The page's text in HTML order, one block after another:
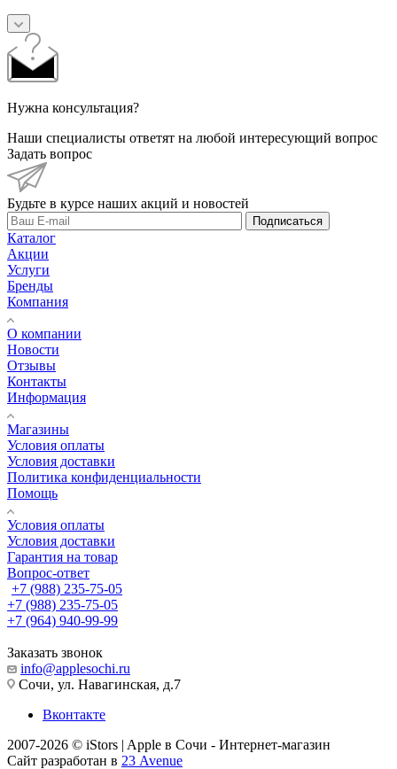
Нужна консультация?
Наши специалисты ответят на любой интересующий вопрос
Задать вопрос
Будьте в курсе наших акций и новостей
Подписаться
Каталог
Акции
Услуги
Бренды
Компания
О компании
Новости
Отзывы
Контакты
Информация
Магазины
Условия оплаты
Условия доставки
Политика конфиденциальности
Помощь
Условия оплаты
Условия доставки
Гарантия на товар
Вопрос-ответ
+7 (988) 235-75-05
+7 (988) 235-75-05
+7 (964) 940-99-99
Заказать звонок
info@applesochi.ru
Сочи, ул. Навагинская, д.7
Вконтакте
2007-2026 © iStors | Apple в Сочи - Интернет-магазин
Сайт разработан в 23 Avenue